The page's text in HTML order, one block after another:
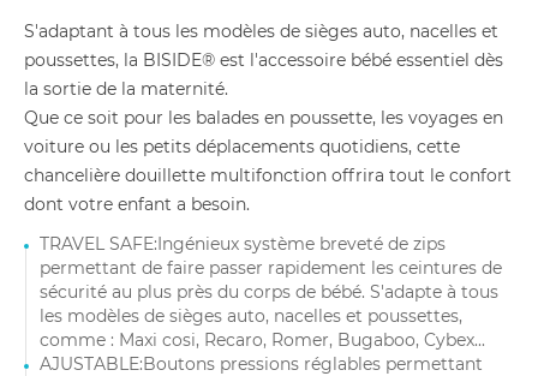
S'adaptant à tous les modèles de sièges auto, nacelles et
poussettes, la BISIDE® est l'accessoire bébé essentiel dès
la sortie de la maternité.
Que ce soit pour les balades en poussette, les voyages en
voiture ou les petits déplacements quotidiens, cette
chancelière douillette multifonction offrira tout le confort
dont votre enfant a besoin.
TRAVEL SAFE:Ingénieux système breveté de zips
permettant de faire passer rapidement les ceintures de
sécurité au plus près du corps de bébé. S'adapte à tous
les modèles de sièges auto, nacelles et poussettes,
comme : Maxi cosi, Recaro, Romer, Bugaboo, Cybex...
AJUSTABLE:Boutons pressions réglables permettant